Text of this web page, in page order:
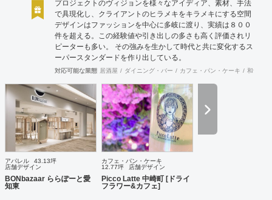
プロジェクトのヴィジョンを様々なアイディア、素材、手法
で具現化し、クライアントのヒラメキをキラメキにする空間
デザインはファッションを中心に多岐に渡り、実績は８００
件を超える。この経験値や引き出しの多さも高く評価されリ
ピーターも多い。 その強みを生かして時代と共に変化するス
ーパースタンダードを作り出している。
対応可能な業態 居酒屋 ダイニング・バー カフェ・パン・ケーキ 和食・
アパレル
43.13坪
店舗デザイン
BONbazaar ららぽーと愛
知東
カフェ・パン・ケーキ
12.77坪
店舗デザイン
Picco Latte 中崎町 [ドライ
フラワー&カフェ]